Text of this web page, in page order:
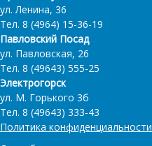
ул. Ленина, 36
Тел. 8 (4964) 15-36-19
Павловский Посад
ул. Павловская, 26
Тел. 8 (49643) 555-25
Электрогорск
ул. М. Горького 3б
Тел. 8 (49643) 333-43
Политика конфиденциальности